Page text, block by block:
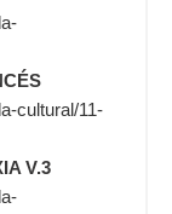
cultural/11-
V.3